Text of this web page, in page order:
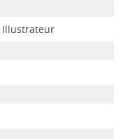
Illustrateur